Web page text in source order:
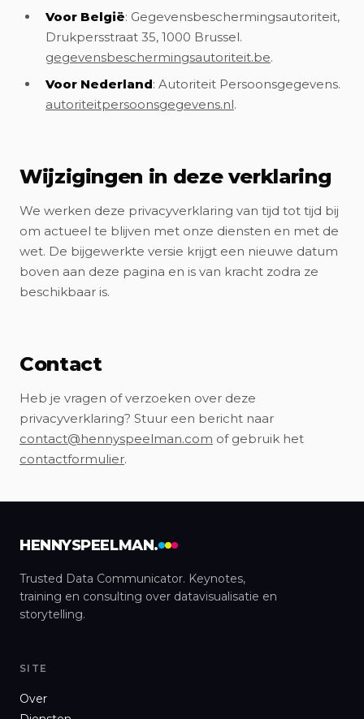
Voor België: Gegevensbeschermingsautoriteit,
Drukpersstraat 35, 1000 Brussel.
gegevensbeschermingsautoriteit.be.
Voor Nederland: Autoriteit Persoonsgegevens.
autoriteitpersoonsgegevens.nl.
Wijzigingen in deze verklaring
We werken deze privacyverklaring van tijd tot tijd bij
om actueel te blijven met onze diensten en met de
wet. De bijgewerkte versie krijgt een nieuwe datum
boven aan deze pagina en is van kracht zodra ze
beschikbaar is.
Contact
Heb je vragen of verzoeken over deze
privacyverklaring? Stuur een bericht naar
contact@hennyspeelman.com of gebruik het
contactformulier.
HENNYSPEELMAN.
Trusted Data Communicator. Keynotes,
training en consulting over datavisualisatie en
storytelling.
SITE
Over